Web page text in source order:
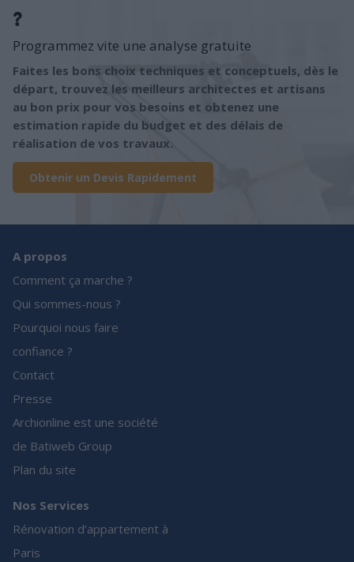
?
Programmez vite une analyse gratuite
Faites les bons choix techniques et conceptuels, dès le
départ, trouvez les meilleurs architectes et artisans
au bon prix pour vos besoins et obtenez une
estimation rapide du budget et des délais de
réalisation de vos travaux.
Obtenir un Devis Rapidement
A propos
Comment ça marche ?
Qui sommes-nous ?
Pourquoi nous faire
confiance ?
Contact
Presse
Archionline est une société
de Batiweb Group
Plan du site
Nos Services
Rénovation d’appartement à
Paris